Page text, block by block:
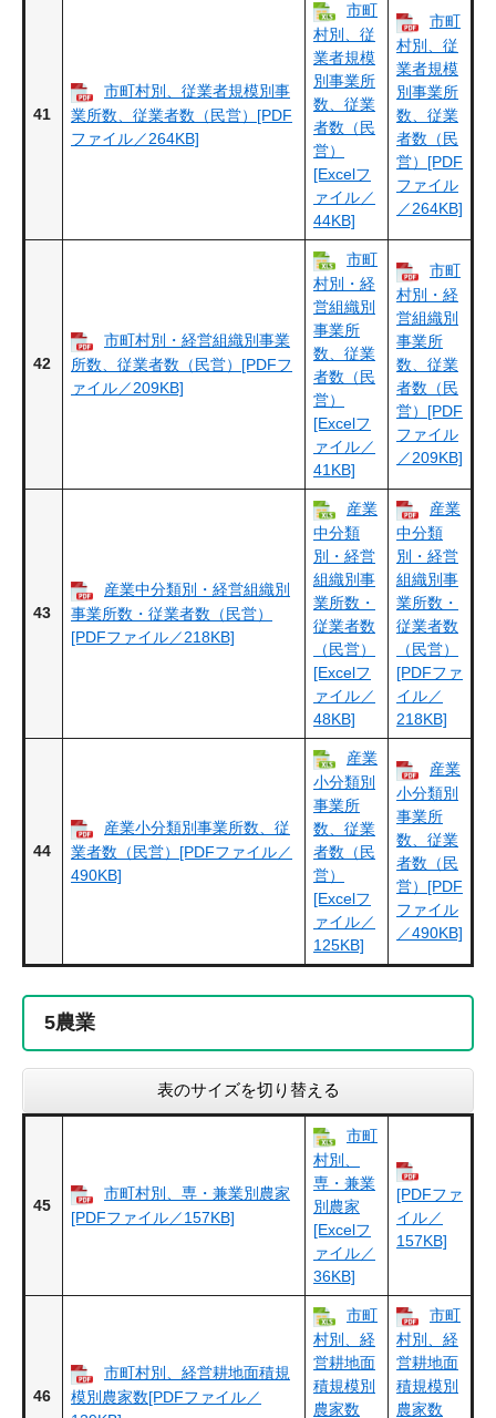
41
市町村別、従業者規模別事
業所数、従業者数（民営）[PDF
ファイル／264KB]
市町
村別、従
業者規模
別事業所
数、従業
者数（民
営）
[Excelフ
ァイル／
44KB]
市町
村別、従
業者規模
別事業所
数、従業
者数（民
営）[PDF
ファイル
／264KB]
42
市町村別・経営組織別事業
所数、従業者数（民営）[PDFフ
ァイル／209KB]
市町
村別・経
営組織別
事業所
数、従業
者数（民
営）
[Excelフ
ァイル／
41KB]
市町
村別・経
営組織別
事業所
数、従業
者数（民
営）[PDF
ファイル
／209KB]
43
産業中分類別・経営組織別
事業所数・従業者数（民営）
[PDFファイル／218KB]
産業
中分類
別・経営
組織別事
業所数・
従業者数
（民営）
[Excelフ
ァイル／
48KB]
産業
中分類
別・経営
組織別事
業所数・
従業者数
（民営）
[PDFファ
イル／
218KB]
44
産業小分類別事業所数、従
業者数（民営）[PDFファイル／
490KB]
産業
小分類別
事業所
数、従業
者数（民
営）
[Excelフ
ァイル／
125KB]
産業
小分類別
事業所
数、従業
者数（民
営）[PDF
ファイル
／490KB]
5農業
表のサイズを切り替える
45
市町村別、専・兼業別農家
[PDFファイル／157KB]
市町
村別、
専・兼業
別農家
[Excelフ
ァイル／
36KB]
[PDFファ
イル／
157KB]
46
市町村別、経営耕地面積規
模別農家数[PDFファイル／
市町
村別、経
営耕地面
積規模別
農家数
市町
村別、経
営耕地面
積規模別
農家数